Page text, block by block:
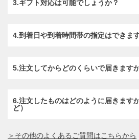
3.ギフト対応は可能でしょうか？
4.到着日や到着時間帯の指定はできま
5.注文してからどのくらいで届きます
6.注文したものはどのように届きます
ど）
＞その他のよくあるご質問はこちらから